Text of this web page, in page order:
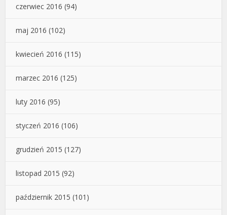
czerwiec 2016 (94)
maj 2016 (102)
kwiecień 2016 (115)
marzec 2016 (125)
luty 2016 (95)
styczeń 2016 (106)
grudzień 2015 (127)
listopad 2015 (92)
październik 2015 (101)